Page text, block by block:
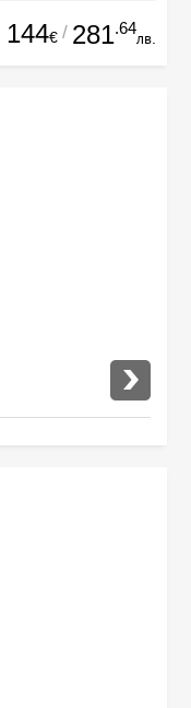
144€ / 281.64
лв.